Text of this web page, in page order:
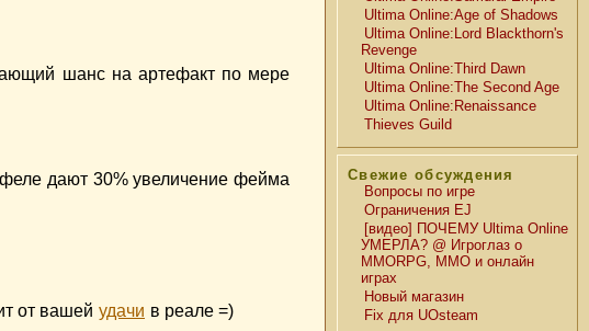
Ultima Online:Age of Shadows
Ultima Online:Lord Blackthorn's
Revenge
Ultima Online:Third Dawn
Ultima Online:The Second Age
Ultima Online:Renaissance
Thieves Guild
Свежие обсуждения
Вопросы по игре
Ограничения EJ
[видео] ПОЧЕМУ Ultima Online
УМЕРЛА? @ Игроглаз о
MMORPG, MMO и онлайн
играх
Новый магазин
Fix для UOsteam
шанс на артефакт по мере
дают 30% увеличение фейма
от вашей удачи в реале =)